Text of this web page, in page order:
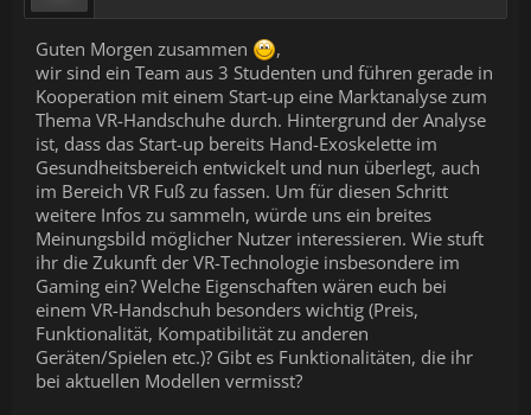
Guten Morgen zusammen
,
wir sind ein Team aus 3 Studenten und führen gerade in
Kooperation mit einem Start-up eine Marktanalyse zum
Thema VR-Handschuhe durch. Hintergrund der Analyse
ist, dass das Start-up bereits Hand-Exoskelette im
Gesundheitsbereich entwickelt und nun überlegt, auch
im Bereich VR Fuß zu fassen. Um für diesen Schritt
weitere Infos zu sammeln, würde uns ein breites
Meinungsbild möglicher Nutzer interessieren. Wie stuft
ihr die Zukunft der VR-Technologie insbesondere im
Gaming ein? Welche Eigenschaften wären euch bei
einem VR-Handschuh besonders wichtig (Preis,
Funktionalität, Kompatibilität zu anderen
Geräten/Spielen etc.)? Gibt es Funktionalitäten, die ihr
bei aktuellen Modellen vermisst?